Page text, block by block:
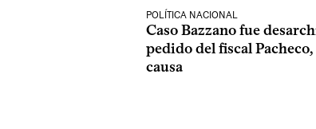
POLÍTICA NACIONAL
Caso Bazzano fue
pedido del fiscal
causa